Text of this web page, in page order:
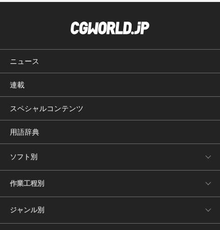
ニュース
連載
スペシャルコンテンツ
用語辞典
ソフト別
作業工程別
ジャンル別